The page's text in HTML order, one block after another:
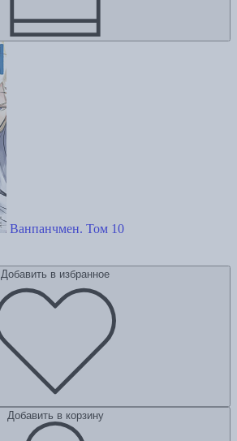
Ванпанчмен. Том 10
Добавить в избранное
Добавить в корзину